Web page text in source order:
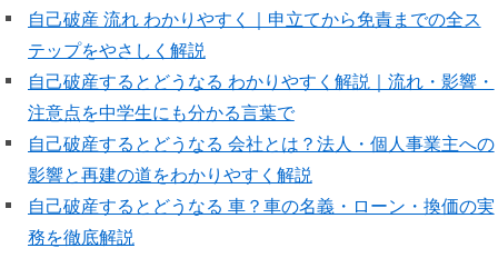
自己破産 流れ わかりやすく｜申立てから免責までの全ス
テップをやさしく解説
自己破産するとどうなる わかりやすく解説｜流れ・影響・
注意点を中学生にも分かる言葉で
自己破産するとどうなる 会社とは？法人・個人事業主への
影響と再建の道をわかりやすく解説
自己破産するとどうなる 車？車の名義・ローン・換価の実
務を徹底解説